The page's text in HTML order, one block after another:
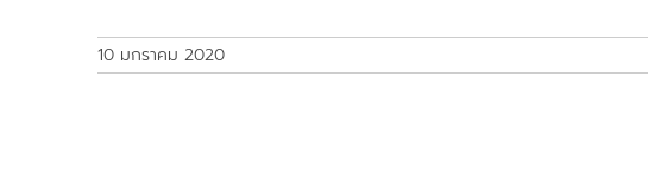
10 มกราคม 2020